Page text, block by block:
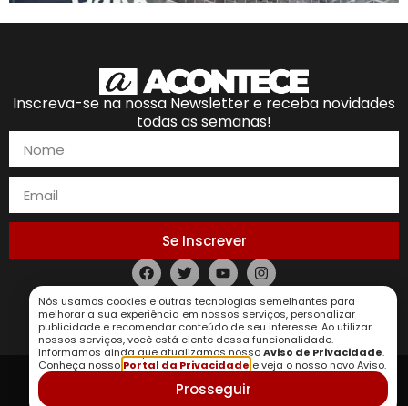
Inscreva-se na nossa Newsletter e receba novidades
todas as semanas!
Se Inscrever
Política de Privacidade
Nós usamos cookies e outras tecnologias semelhantes para
melhorar a sua experiência em nossos serviços, personalizar
publicidade e recomendar conteúdo de seu interesse. Ao utilizar
nossos serviços, você está ciente dessa funcionalidade.
Informamos ainda que atualizamos nossoAviso de Privacidade.
Conheça nosso Portal da Privacidade e veja o nosso novo Aviso.
Prosseguir